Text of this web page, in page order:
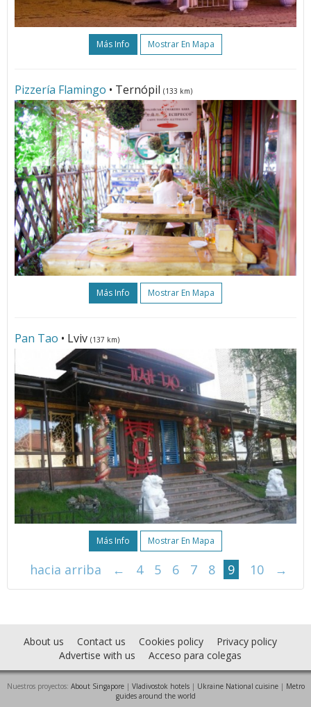
Más Info Mostrar En Mapa
Pizzería Flamingo • Ternópil (133 km)
Más Info Mostrar En Mapa
Pan Tao • Lviv (137 km)
Más Info Mostrar En Mapa
hacia arriba ← 4 5 6 7 8 9 10 →
About us Contact us Cookies policy
Privacy policy
Advertise with us
Acceso para colegas
Nuestros proyectos: About Singapore| Vladivostok hotels| Ukraine National cuisine| Metro
guides around the world